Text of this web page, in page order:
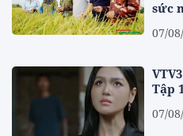
sức
07/
Tập
07/